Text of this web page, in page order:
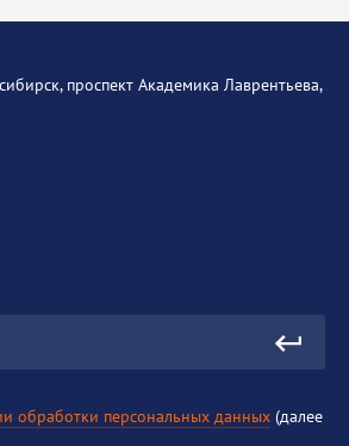
проспект Академика Лаврентьева,
обработки персональных данных (далее